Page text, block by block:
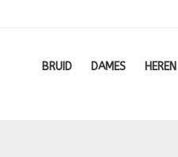
BRUID DAMES HEREN